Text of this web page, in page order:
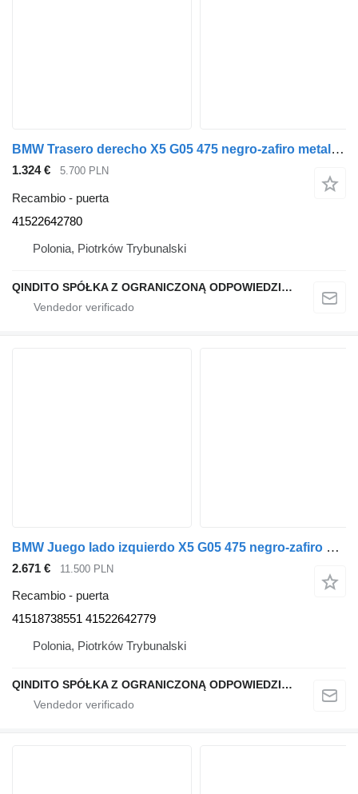
BMW Trasero derecho X5 G05 475 negro-zafiro metalizado 41522642780 puerta para BMW X5 G05 coche
1.324 € 5.700 PLN
Recambio - puerta
41522642780
Polonia, Piotrków Trybunalski
QINDITO SPÓŁKA Z OGRANICZONĄ ODPOWIEDZIALNOŚCIĄ
BMW Juego lado izquierdo X5 G05 475 negro-zafiro metalizado 41518738551 puerta para BMW X5 G05 coche
2.671 € 11.500 PLN
Recambio - puerta
41518738551 41522642779
Polonia, Piotrków Trybunalski
QINDITO SPÓŁKA Z OGRANICZONĄ ODPOWIEDZIALNOŚCIĄ